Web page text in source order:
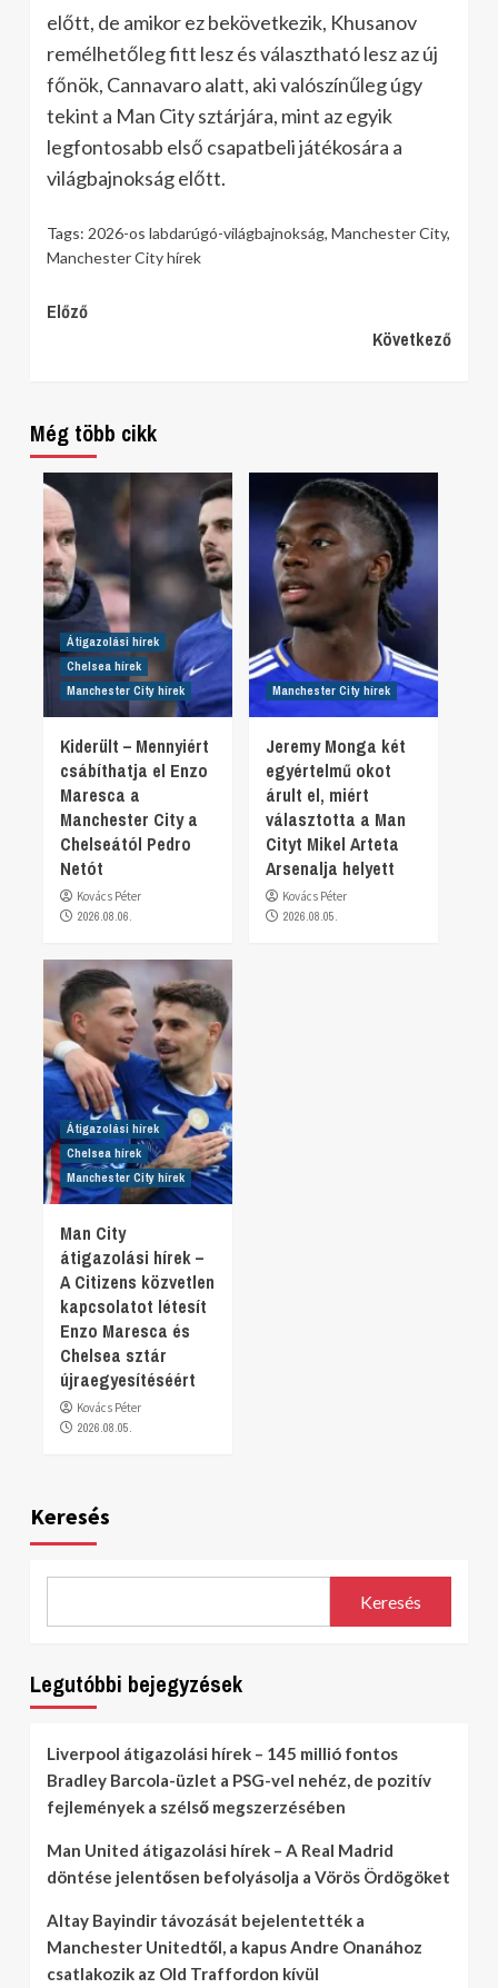
előtt, de amikor ez bekövetkezik, Khusanov
remélhetőleg fitt lesz és választható lesz az új
főnök, Cannavaro alatt, aki valószínűleg úgy
tekint a Man City sztárjára, mint az egyik
legfontosabb első csapatbeli játékosára a
világbajnokság előtt.
Tags: 2026-os labdarúgó-világbajnokság, Manchester City,
Manchester City hírek
Continue
Előző
Következő
Még több cikk
Átigazolási hírek
Chelsea hírek
Manchester City hírek
Kiderült – Mennyiért
csábíthatja el Enzo
Maresca a
Manchester City a
Chelseától Pedro
Netót
Kovács Péter
2026.08.06.
Manchester City hírek
Jeremy Monga két
egyértelmű okot
árult el, miért
választotta a Man
Cityt Mikel Arteta
Arsenalja helyett
Kovács Péter
2026.08.05.
Átigazolási hírek
Chelsea hírek
Manchester City hírek
Man City
átigazolási hírek –
A Citizens közvetlen
kapcsolatot létesít
Enzo Maresca és
Chelsea sztár
újraegyesítéséért
Kovács Péter
2026.08.05.
Keresés
Keresés
Legutóbbi bejegyzések
Liverpool átigazolási hírek – 145 millió fontos
Bradley Barcola-üzlet a PSG-vel nehéz, de pozitív
fejlemények a szélső megszerzésében
Man United átigazolási hírek – A Real Madrid
döntése jelentősen befolyásolja a Vörös Ördögöket
Altay Bayindir távozását bejelentették a
Manchester Unitedtől, a kapus Andre Onanához
csatlakozik az Old Traffordon kívül